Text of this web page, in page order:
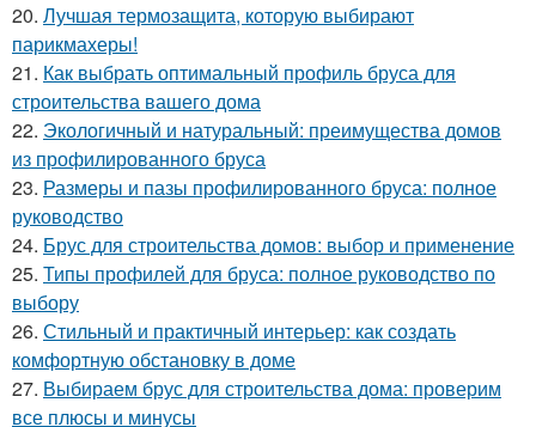
20. Лучшая термозащита, которую выбирают
парикмахеры!
21. Как выбрать оптимальный профиль бруса для
строительства вашего дома
22. Экологичный и натуральный: преимущества домов
из профилированного бруса
23. Размеры и пазы профилированного бруса: полное
руководство
24. Брус для строительства домов: выбор и применение
25. Типы профилей для бруса: полное руководство по
выбору
26. Стильный и практичный интерьер: как создать
комфортную обстановку в доме
27. Выбираем брус для строительства дома: проверим
все плюсы и минусы